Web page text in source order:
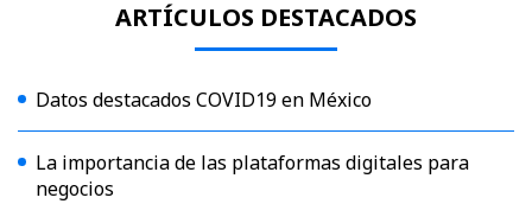
ARTÍCULOS DESTACADOS
Datos destacados COVID19 en México
La importancia de las plataformas digitales para
negocios